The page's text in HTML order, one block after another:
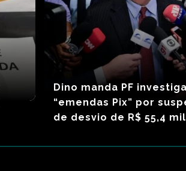
Dino manda PF
“emendas Pix” por
de desvio de R$ 55,4